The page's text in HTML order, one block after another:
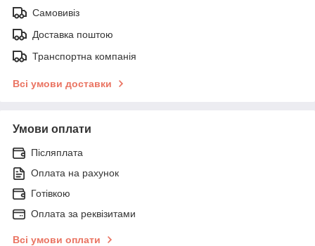
Самовивіз
Доставка поштою
Транспортна компанія
Всі умови доставки
Умови оплати
Післяплата
Оплата на рахунок
Готівкою
Оплата за реквізитами
Всі умови оплати